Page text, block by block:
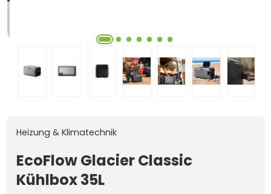
Heizung & Klimatechnik
EcoFlow Glacier Classic
Kühlbox 35L